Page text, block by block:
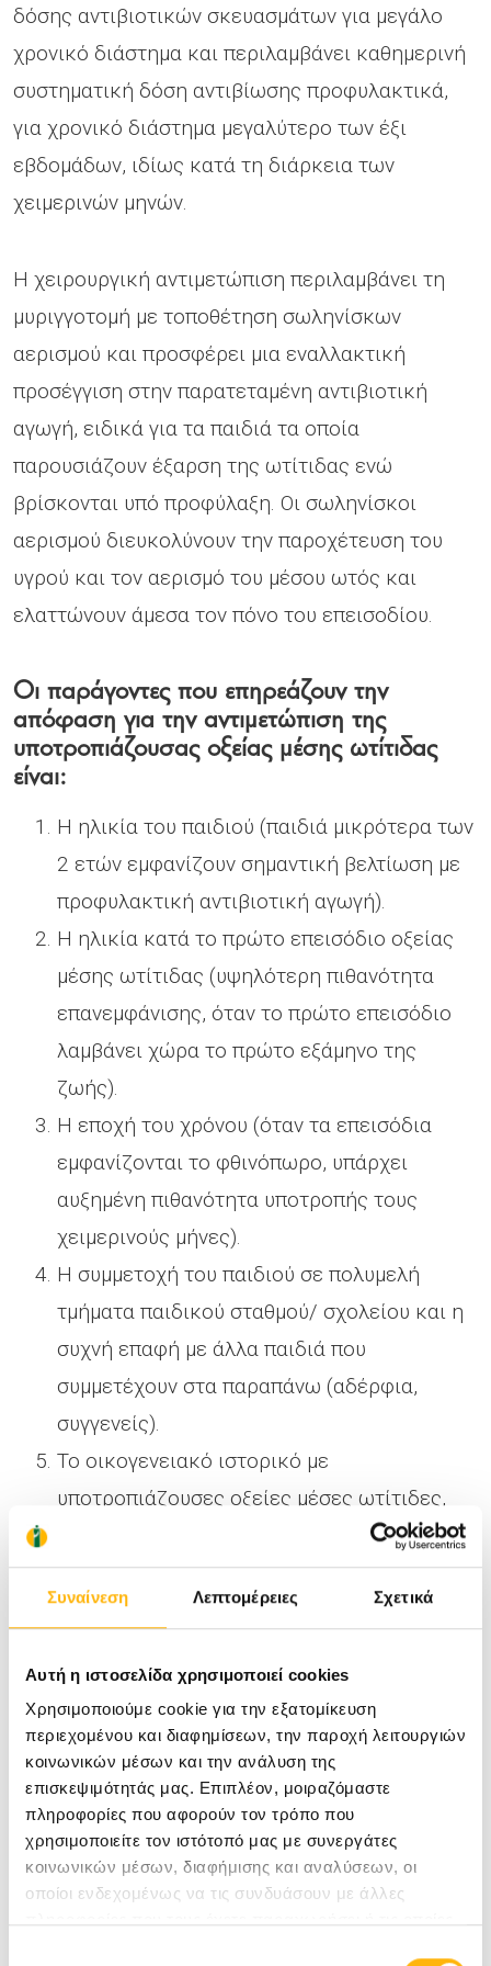
Συναίνεση Λεπτομέρειες Σχετικά
Αυτή η ιστοσελίδα χρησιμοποιεί cookies
Χρησιμοποιούμε cookie για την εξατομίκευση
περιεχομένου και διαφημίσεων, την παροχή λειτουργιών
κοινωνικών μέσων και την ανάλυση της
επισκεψιμότητάς μας. Επιπλέον, μοιραζόμαστε
πληροφορίες που αφορούν τον τρόπο που
χρησιμοποιείτε τον ιστότοπό μας με συνεργάτες
κοινωνικών μέσων, διαφήμισης και αναλύσεων, οι
οποίοι ενδεχομένως να τις συνδυάσουν με άλλες
δόσης αντιβιοτικών σκευασμάτων για μεγάλο
χρονικό διάστημα και περιλαμβάνει καθημερινή
συστηματική δόση αντιβίωσης προφυλακτικά,
για χρονικό διάστημα μεγαλύτερο των έξι
εβδομάδων, ιδίως κατά τη διάρκεια των
χειμερινών μηνών.
H χειρουργική αντιμετώπιση περιλαμβάνει τη
μυριγγοτομή με τοποθέτηση σωληνίσκων
αερισμού και προσφέρει μια εναλλακτική
προσέγγιση στην παρατεταμένη αντιβιοτική
αγωγή, ειδικά για τα παιδιά τα οποία
παρουσιάζουν έξαρση της ωτίτιδας ενώ
βρίσκονται υπό προφύλαξη. Οι σωληνίσκοι
αερισμού διευκολύνουν την παροχέτευση του
υγρού και τον αερισμό του μέσου ωτός και
ελαττώνουν άμεσα τον πόνο του επεισοδίου.
Οι παράγοντες που επηρεάζουν την
απόφαση για την αντιμετώπιση της
υποτροπιάζουσας οξείας μέσης ωτίτιδας
είναι:
Η ηλικία του παιδιού (παιδιά μικρότερα των
2 ετών εμφανίζουν σημαντική βελτίωση με
προφυλακτική αντιβιοτική αγωγή).
Η ηλικία κατά το πρώτο επεισόδιο οξείας
μέσης ωτίτιδας (υψηλότερη πιθανότητα
επανεμφάνισης, όταν το πρώτο επεισόδιο
λαμβάνει χώρα το πρώτο εξάμηνο της
ζωής).
Η εποχή του χρόνου (όταν τα επεισόδια
εμφανίζονται το φθινόπωρο, υπάρχει
αυξημένη πιθανότητα υποτροπής τους
χειμερινούς μήνες).
Η συμμετοχή του παιδιού σε πολυμελή
τμήματα παιδικού σταθμού/ σχολείου και η
συχνή επαφή με άλλα παιδιά που
συμμετέχουν στα παραπάνω (αδέρφια,
συγγενείς).
Το οικογενειακό ιστορικό με
υποτροπιάζουσες οξείες μέσες ωτίτιδες,
συχνές λοιμώξεις του αναπνευστικού και το
ιστορικό προωρότητας ή άλλων παθήσεων
που επηρεάζουν την εξέλιξη της ακοής και
εκβλαστήσεων, γενετικά σύνδρομα, σχιστίες
κ.ά.).
Η διαταραχή της ποιότητας ζωής και ο
βαθμός δυσκολίας που παρουσιάζεται λόγω
των συμπτωμάτων.
Η επιλογή της στρατηγικής αντιμετώπισης
γίνεται λαμβάνοντας υπόψη τους παραπάνω